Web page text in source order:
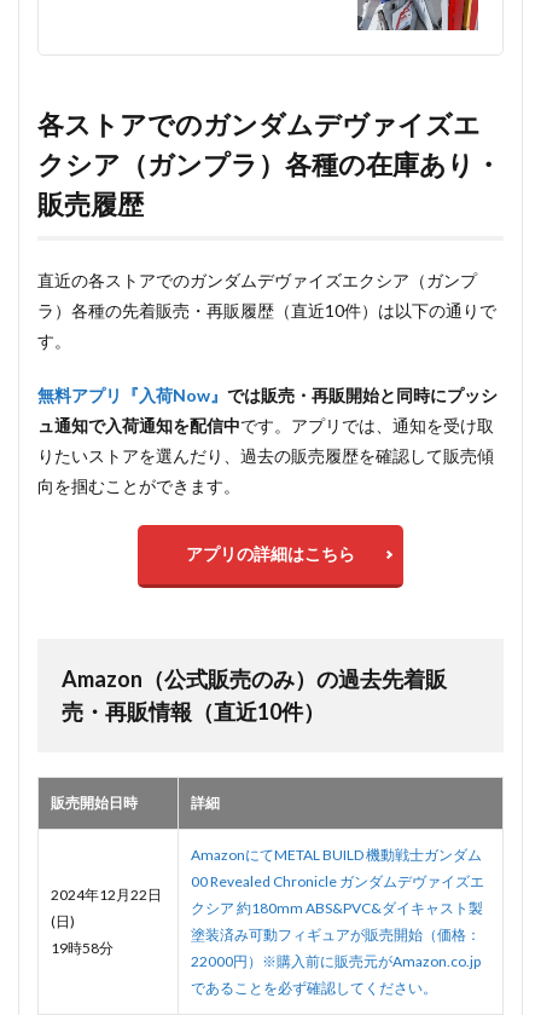
各ストアでのガンダムデヴァイズエ
クシア（ガンプラ）各種の在庫あり・
販売履歴
直近の各ストアでのガンダムデヴァイズエクシア（ガンプ
ラ）各種の先着販売・再販履歴（直近10件）は以下の通りで
す。
無料アプリ『入荷Now』 では販売・再販開始と同時にプッシ
ュ通知で入荷通知を配信中です。アプリでは、通知を受け取
りたいストアを選んだり、過去の販売履歴を確認して販売傾
向を掴むことができます。
アプリの詳細はこちら
Amazon（公式販売のみ）の過去先着販
売・再販情報（直近10件）
販売開始日時 詳細
2024年12月22日
(日)
19時58分
AmazonにてMETAL BUILD 機動戦士ガンダム
00 Revealed Chronicle ガンダムデヴァイズエ
クシア 約180mm ABS&PVC&ダイキャスト製
塗装済み可動フィギュアが販売開始（価格：
22000円）※購入前に販売元がAmazon.co.jp
であることを必ず確認してください。